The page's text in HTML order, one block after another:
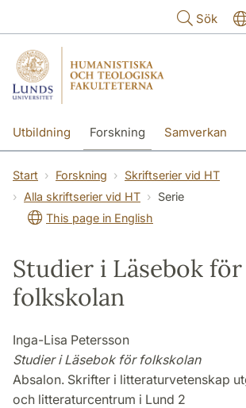
Sök
Utbildning Forskning Samverkan
Start Forskning
Skriftserier vid HT
Alla skriftserier vid HT
Serie
This page in English
Studier i Läsebok för
folkskolan
Inga-Lisa Petersson
Studier i Läsebok för folkskolan
Absalon. Skrifter i litteraturvetenskap
och litteraturcentrum i Lund 2